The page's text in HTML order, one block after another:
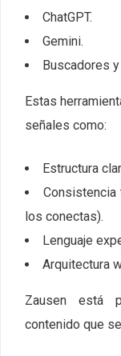
ChatGPT.
Gemini.
Buscadores
Estas
señales como:
Estructura
Consistencia
los conectas).
Lenguaje
Arquitectura
Zausen está
contenido que